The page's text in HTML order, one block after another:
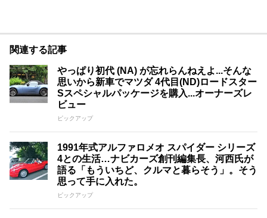
関連する記事
やっぱり初代 (NA) が忘れらんねえよ...そんな
思いから新車でマツダ 4代目(ND)ロードスター
Sスペシャルパッケージを購入...オーナーズレ
ビュー
ピックアップ
1991年式アルファロメオ スパイダー シリーズ
4との生活…ナビカーズ創刊編集長、河西氏が
語る「もういちど、クルマと暮らそう」。そう
思って手に入れた。
ピックアップ